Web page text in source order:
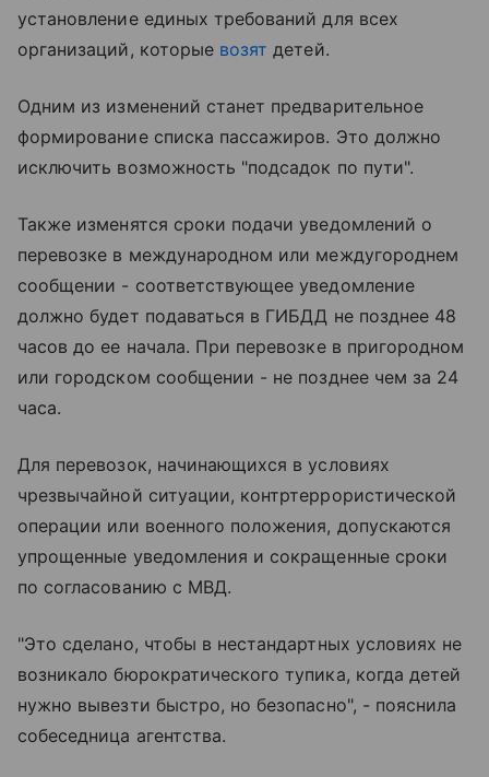
установление единых требований для всех
организаций, которые возят детей.
Одним из изменений станет предварительное
формирование списка пассажиров. Это должно
исключить возможность "подсадок по пути".
Также изменятся сроки подачи уведомлений о
перевозке в международном или междугороднем
сообщении - соответствующее уведомление
должно будет подаваться в ГИБДД не позднее 48
часов до ее начала. При перевозке в пригородном
или городском сообщении - не позднее чем за 24
часа.
Для перевозок, начинающихся в условиях
чрезвычайной ситуации, контртеррористической
операции или военного положения, допускаются
упрощенные уведомления и сокращенные сроки
по согласованию с МВД.
"Это сделано, чтобы в нестандартных условиях не
возникало бюрократического тупика, когда детей
нужно вывезти быстро, но безопасно", - пояснила
собеседница агентства.